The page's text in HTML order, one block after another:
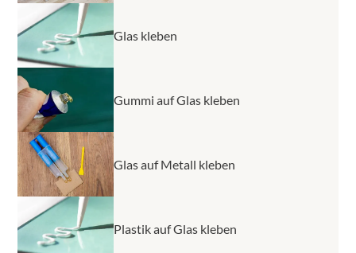
Glas kleben
Gummi auf Glas kleben
Glas auf Metall kleben
Plastik auf Glas kleben